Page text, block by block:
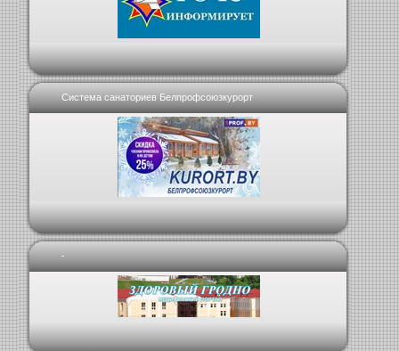
Система санаториев Белпрофсоюзкурорт
-